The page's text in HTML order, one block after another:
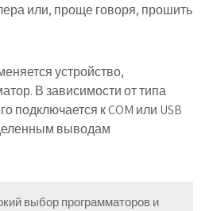
или, проще говоря, прошить
устройство,
В зависимости от типа
подключается к COM или USB
выводам
выбор программаторов и